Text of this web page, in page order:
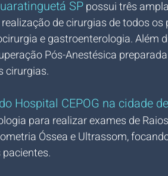
SP possui três
de cirurgias de todos os
e gastroenterologia. Além
Pós-Anestésica
cirurgias.
do Hospital CEPOG na cidade
para realizar exames de
Óssea e Ultrassom,